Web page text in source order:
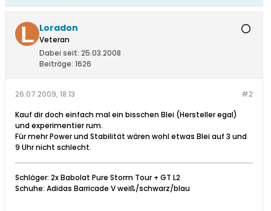
Loradon
Veteran
Dabei seit: 25.03.2008
Beiträge: 1626
#2
26.07.2009, 18:13
Kauf dir doch einfach mal ein bisschen Blei (Hersteller egal)
und experimentier rum.
Für mehr Power und Stabilität wären wohl etwas Blei auf 3 und
9 Uhr nicht schlecht.
Schläger: 2x Babolat Pure Storm Tour + GT L2
Schuhe: Adidas Barricade V weiß/schwarz/blau